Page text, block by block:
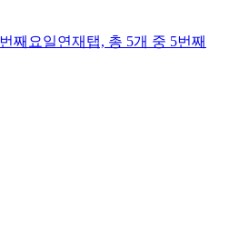
째 요일연재 탭, 총 5개 중 5번째